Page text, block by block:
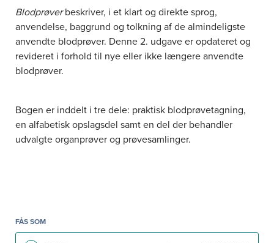
Blodprøverbeskriver, i et klart og direkte sprog,
anvendelse, baggrund og tolkning af de almindeligste
anvendte blodprøver. Denne 2. udgave er opdateret og
revideret i forhold til nye eller ikke længere anvendte
blodprøver.
Bogen er inddelt i tre dele: praktisk blodprøvetagning,
en alfabetisk opslagsdel samt en del der behandler
udvalgte organprøver og prøvesamlinger.
FÅS SOM